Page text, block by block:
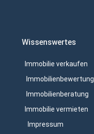
Wissenswertes
Immobilie verkaufen
Immobilienbewertung
Immobilienberatung
Immobilie vermieten
Impressum